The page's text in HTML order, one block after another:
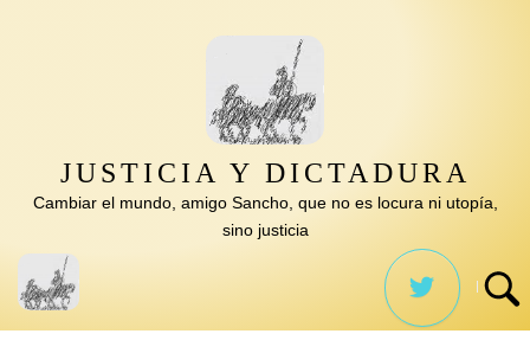
JUSTICIA Y DICTADURA
Cambiar el mundo, amigo Sancho, que no es locura ni utopía,
sino justicia